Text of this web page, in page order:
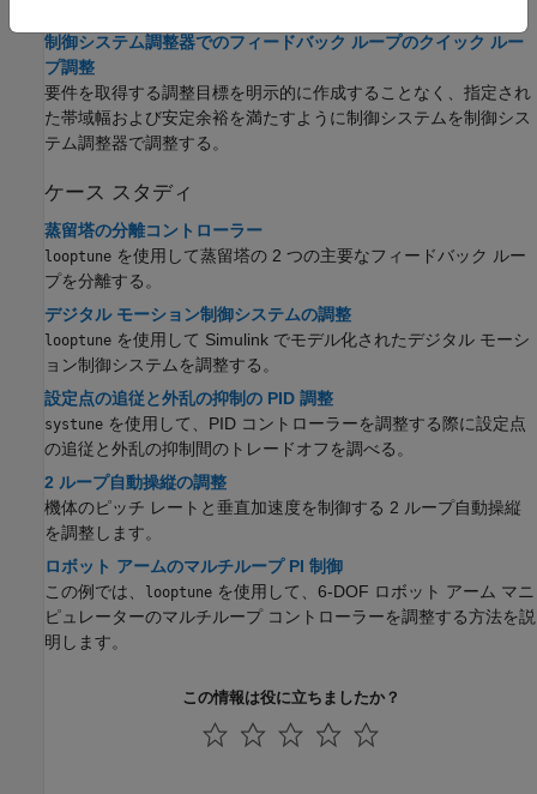
制御システム調整器でのフィードバック ループのクイック ルー
プ調整
要件を取得する調整目標を明示的に作成することなく、指定され
た帯域幅および安定余裕を満たすように制御システムを制御シス
テム調整器で調整する。
ケース スタディ
蒸留塔の分離コントローラー
looptune を使用して蒸留塔の 2 つの主要なフィードバック ルー
プを分離する。
デジタル モーション制御システムの調整
looptune を使用して Simulink でモデル化されたデジタル モーシ
ョン制御システムを調整する。
設定点の追従と外乱の抑制の PID 調整
systune を使用して、PID コントローラーを調整する際に設定点
の追従と外乱の抑制間のトレードオフを調べる。
2 ループ自動操縦の調整
機体のピッチ レートと垂直加速度を制御する 2 ループ自動操縦
を調整します。
ロボット アームのマルチループ PI 制御
この例では、
looptune を使用して、6-DOF ロボット アーム マニ
ピュレーターのマルチループ コントローラーを調整する方法を説
明します。
この情報は役に立ちましたか？